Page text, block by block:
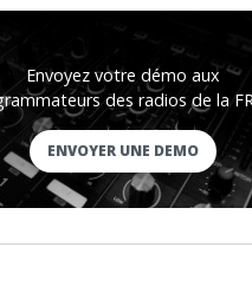
Envoyez votre démo aux
des radios de la
ENVOYER UNE DEMO